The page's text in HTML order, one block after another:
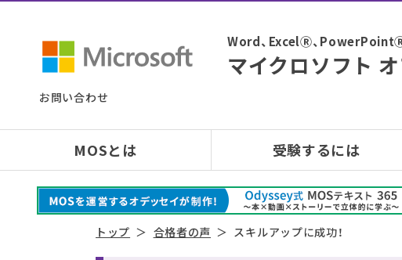
Word、ExcelⓇ、
マイクロソフト オ
お問い合わせ
MOSとは 受験するには
トップ 合格者の声 スキルアップに成功！